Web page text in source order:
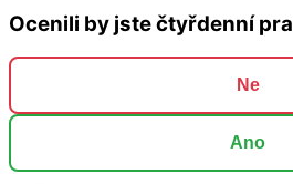
Ocenili by jste čtyřdenní
Ne
Ano